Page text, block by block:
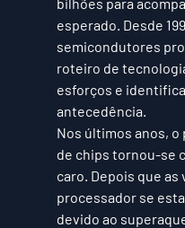
esperado. Desde
semicondutores
roteiro de
esforços e
antecedência.
Nos últimos anos,
de chips tornou-se
caro. Depois que as
processador se
devido ao